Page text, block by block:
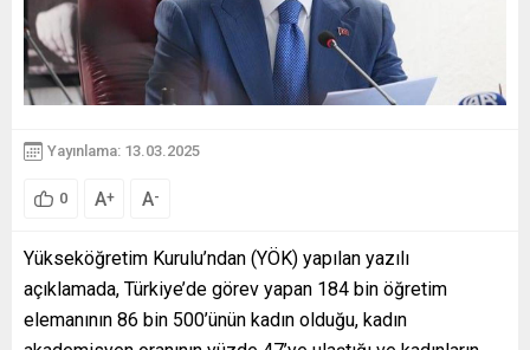
Yayınlama: 13.03.2025
0 A+ A-
Yükseköğretim Kurulu’ndan (YÖK) yapılan yazılı
açıklamada, Türkiye’de görev yapan 184 bin öğretim
elemanının 86 bin 500’ünün kadın olduğu, kadın